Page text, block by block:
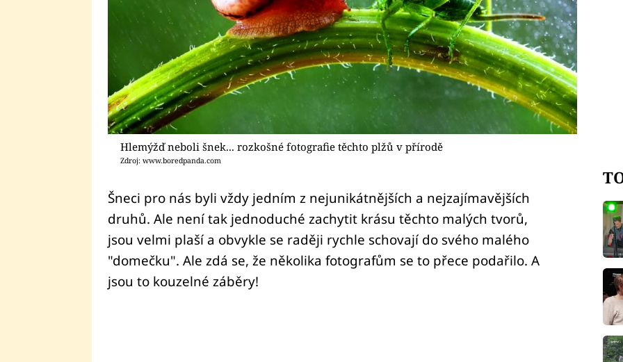
Hlemýžď neboli šnek... rozkošné fotografie těchto plžů v přírodě
Zdroj: www.boredpanda.com
Šneci pro nás byli vždy jedním z nejunikátnějších a nejzajímavějších
druhů. Ale není tak jednoduché zachytit krásu těchto malých tvorů,
jsou velmi plaší a obvykle se raději rychle schovají do svého malého
"domečku". Ale zdá se, že několika fotografům se to přece podařilo. A
jsou to kouzelné záběry!